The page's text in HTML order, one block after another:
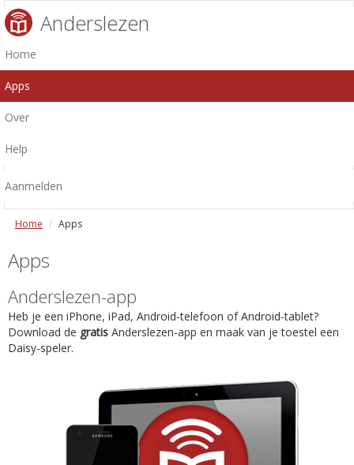
Anderslezen
Home
Apps
Over
Help
Aanmelden
Home Apps
Apps
Anderslezen-app
Heb je een iPhone, iPad, Android-telefoon of Android-tablet?
Download de gratis Anderslezen-app en maak van je toestel een
Daisy-speler.